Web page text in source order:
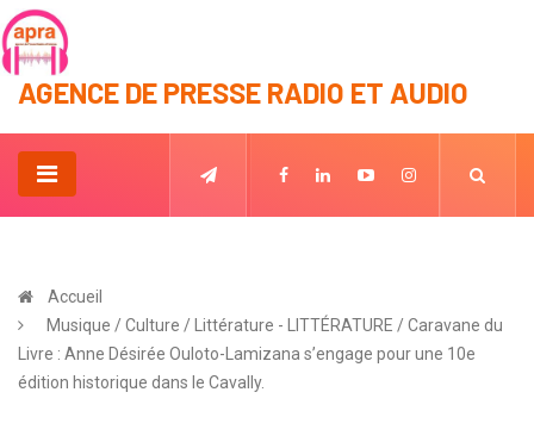
AGENCE DE PRESSE RADIO ET AUDIO
Accueil
Musique / Culture / Littérature - LITTÉRATURE / Caravane du
Livre : Anne Désirée Ouloto-Lamizana s’engage pour une 10e
édition historique dans le Cavally.